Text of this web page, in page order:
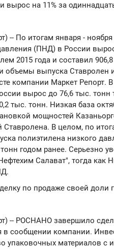
на 11% за
-- По итогам января - ноября
(ПНД) в России
2015 года и составил
объемы выпуска Ставролен
компании Маркет Репорт.
вырос до 76,6 тыс. тонн
тыс. тонн. Низкая база
мощностей
В целом, по
полиэтилена низкого
годом ранее. Серьезно
Салават", тогда как
по продаже своей доли
-- РОСНАНО завершило
в сообщении компании.
упаковочных материалов с